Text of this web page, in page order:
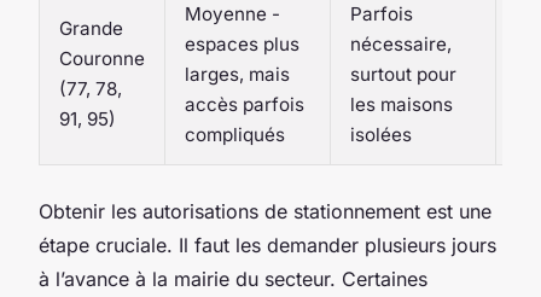
Grande
Couronne
(77, 78,
91, 95)
Moyenne -
espaces plus
larges, mais
accès parfois
compliqués
Parfois
nécessaire,
surtout pour
les maisons
isolées
Obtenir les autorisations de stationnement est une
étape cruciale. Il faut les demander plusieurs jours
à l’avance à la mairie du secteur. Certaines